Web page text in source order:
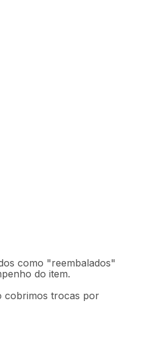
como "reembalados"
do item.
cobrimos trocas por